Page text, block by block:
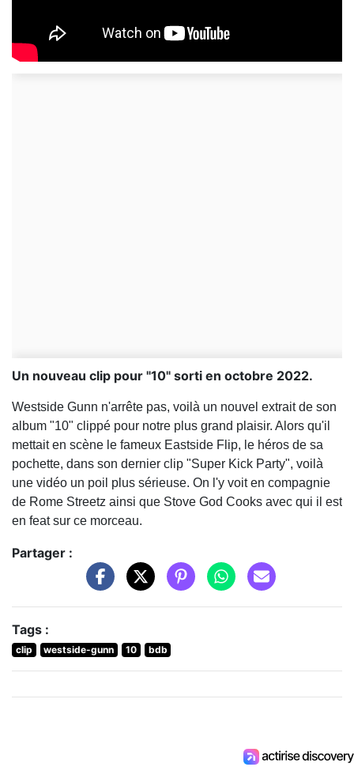
Un nouveau clip pour "10" sorti en octobre 2022.
Westside Gunn n'arrête pas, voilà un nouvel extrait de son
album "10" clippé pour notre plus grand plaisir. Alors qu'il
mettait en scène le fameux Eastside Flip, le héros de sa
pochette, dans son dernier clip "Super Kick Party", voilà
une vidéo un poil plus sérieuse. On l'y voit en compagnie
de Rome Streetz ainsi que Stove God Cooks avec qui il est
en feat sur ce morceau.
Partager :
Tags :
clip westside-gunn 10 bdb